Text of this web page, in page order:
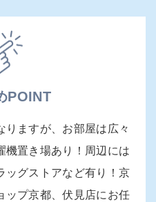
POINT
りますが、お部屋は広々
機置き場あり！周辺には
ッグストアなど有り！京
ップ京都、伏見店にお任